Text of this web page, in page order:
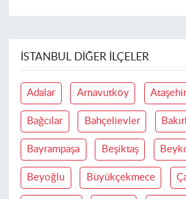
İSTANBUL DIĞER İLÇELER
Adalar Arnavutköy
Bağcılar Bahçelievler
Bayrampaşa Beşiktaş
Beyoğlu Büyükçekmece